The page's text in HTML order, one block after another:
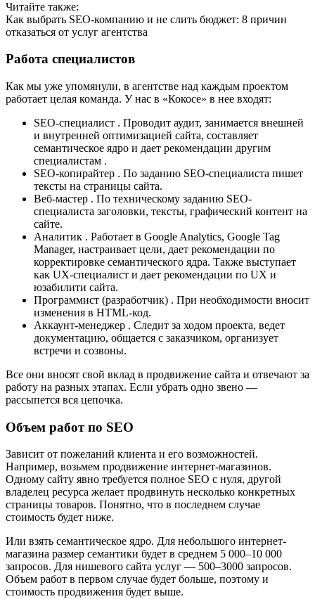
Читайте также:
Как выбрать SEO-компанию и не слить бюджет: 8 причин
отказаться от услуг агентства
Работа специалистов
Как мы уже упомянули, в агентстве над каждым проектом
работает целая команда. У нас в «Кокосе» в нее входят:
SEO-специалист . Проводит аудит, занимается внешней
и внутренней оптимизацией сайта, составляет
семантическое ядро и дает рекомендации другим
специалистам .
SEO-копирайтер . По заданию SEO-специалиста пишет
тексты на страницы сайта.
Веб-мастер . По техническому заданию SEO-
специалиста заголовки, тексты, графический контент на
сайте.
Аналитик . Работает в Google Analytics, Google Tag
Manager, настраивает цели, дает рекомендации по
корректировке семантического ядра. Также выступает
как UX-специалист и дает рекомендации по UX и
юзабилити сайта.
Программист (разработчик) . При необходимости вносит
изменения в HTML-код.
Аккаунт-менеджер . Следит за ходом проекта, ведет
документацию, общается с заказчиком, организует
встречи и созвоны.
Все они вносят свой вклад в продвижение сайта и отвечают за
работу на разных этапах. Если убрать одно звено —
рассыпется вся цепочка.
Объем работ по SEO
Зависит от пожеланий клиента и его возможностей.
Например, возьмем продвижение интернет-магазинов.
Одному сайту явно требуется полное SEO с нуля, другой
владелец ресурса желает продвинуть несколько конкретных
страницы товаров. Понятно, что в последнем случае
стоимость будет ниже.
Или взять семантическое ядро. Для небольшого интернет-
магазина размер семантики будет в среднем 5 000–10 000
запросов. Для нишевого сайта услуг — 500–3000 запросов.
Объем работ в первом случае будет больше, поэтому и
стоимость продвижения будет выше.